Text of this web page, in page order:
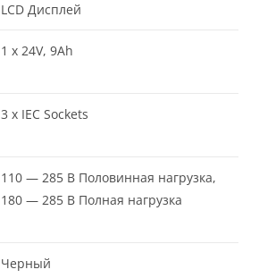
LCD Дисплей
1 x 24V, 9Ah
3 x IEC Sockets
110 — 285 В Половинная нагрузка,
180 — 285 В Полная нагрузка
Черный